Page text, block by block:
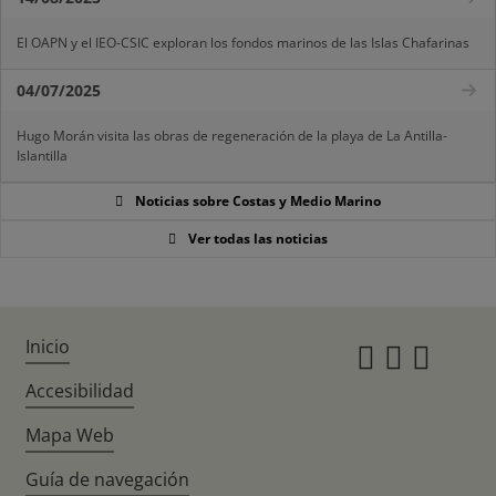
El OAPN y el IEO-CSIC exploran los fondos marinos de las Islas Chafarinas
04/07/2025
Hugo Morán visita las obras de regeneración de la playa de La Antilla-
Islantilla
Noticias sobre Costas y Medio Marino
Ver todas las noticias
Inicio
Accesibilidad
Mapa Web
Guía de navegación